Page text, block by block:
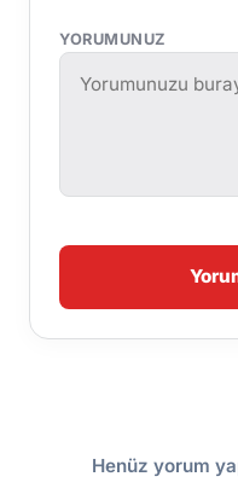
YORUMUNUZ
Henüz yorum